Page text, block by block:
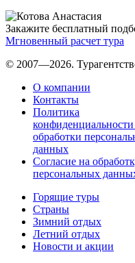
Закажите бесплатный
Мгновенный расчет тура
© 2007—2026.
О компании
Контакты
Политика
обработки
данных
Согласие на
персональных
Горящие туры
Страны
Зимний отдых
Летний отдых
Новости и акции